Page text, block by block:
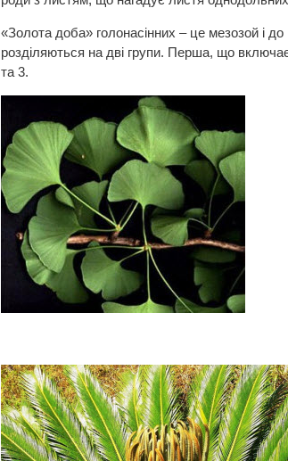
«Золота доба» голонасінних – це мезозой і
розділяються на дві групи. Перша, що включає
та 3.